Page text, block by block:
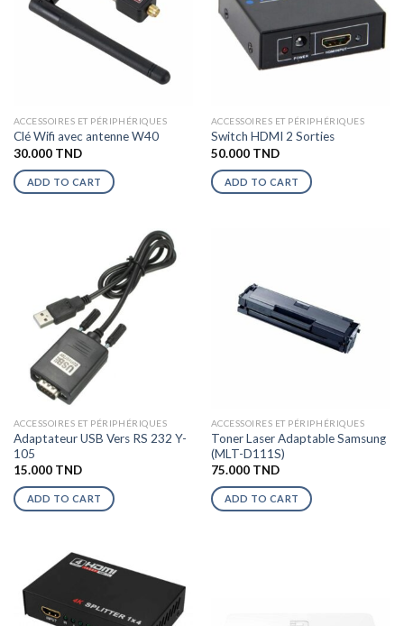
ACCESSOIRES ET PÉRIPHÉRIQUES
Clé Wifi avec antenne W40
30.000 TND
ADD TO CART
ACCESSOIRES ET PÉRIPHÉRIQUES
Switch HDMI 2 Sorties
50.000 TND
ADD TO CART
ACCESSOIRES ET PÉRIPHÉRIQUES
Adaptateur USB Vers RS 232 Y-
105
15.000 TND
ADD TO CART
ACCESSOIRES ET PÉRIPHÉRIQUES
Toner Laser Adaptable Samsung
(MLT-D111S)
75.000 TND
ADD TO CART